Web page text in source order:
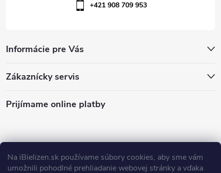
Na iBielizen.sk používame súbory cookies, aby sme vám
umožnili pohodlné prehliadanie webovej stránky a vďaka
Informácie pre Vás
Zákaznícky servis
Prijímame online platby
+421 908 709 953
Obchodné podmienky
Podmienky ochrany osobných údajov